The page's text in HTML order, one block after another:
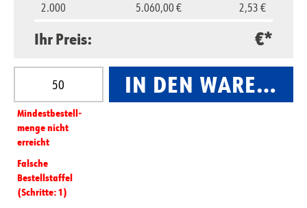
2.000
5.060,00 €
2,53 €
2,35 €
Ihr Preis: €*
Produkt Anzahl: Gib den gewünschten Wert ein
Mindest­­bestell­­
menge nicht
erreicht
Falsche
Bestellstaffel
(Schritte: 1)
IN DEN